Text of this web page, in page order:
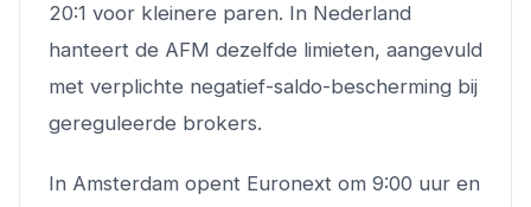
20:1 voor kleinere paren. In Nederland
hanteert de AFM dezelfde limieten, aangevuld
met verplichte negatief-saldo-bescherming bij
gereguleerde brokers.
In Amsterdam opent Euronext om 9:00 uur en